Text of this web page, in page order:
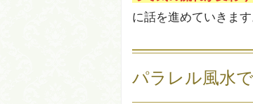
に話を進めていきます
パラレル風水